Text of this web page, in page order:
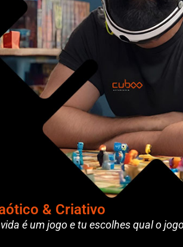
& Criativo
vida é um jogo e tu escolhes qual o